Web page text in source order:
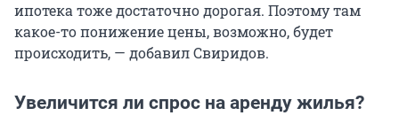
ипотека тоже достаточно дорогая. Поэтому там
какое-то понижение цены, возможно, будет
происходить, — добавил Свиридов.
Увеличится ли спрос на аренду жилья?